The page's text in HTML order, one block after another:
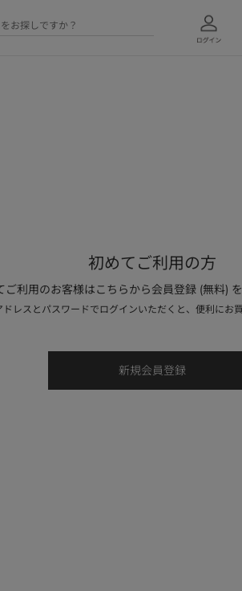
初めてご利用の方
ご利用のお客様はこちらから会員登録 (無料)
レスとパスワードでログインいただくと、便利にお